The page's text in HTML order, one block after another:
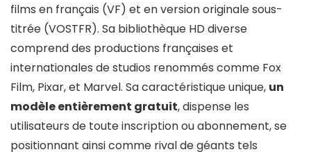
films en français (VF) et en version originale sous-
titrée (VOSTFR). Sa bibliothèque HD diverse
comprend des productions françaises et
internationales de studios renommés comme Fox
Film, Pixar, et Marvel. Sa caractéristique unique, un
modèle entièrement gratuit, dispense les
utilisateurs de toute inscription ou abonnement, se
positionnant ainsi comme rival de géants tels